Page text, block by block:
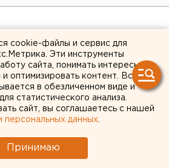
cookie-файлы и сервис для
Эти инструменты
сайта, понимать интересы
оптимизировать контент. Вся
в обезличенном виде и
статистического анализа.
сайт, вы соглашаетесь с нашей
персональных данных
Принимаю